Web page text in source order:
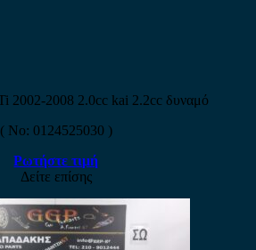
2002-2008 2.0cc kai 2.2cc δυναμό
( No: 0124525030 )
Ρωτήστε τιμή
Δείτε επίσης